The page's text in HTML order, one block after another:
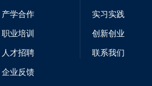
产学合作
职业培训
人才招聘
企业反馈
实习实践
创新创业
联系我们